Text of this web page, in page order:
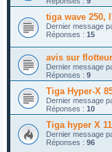
tiga wave 250,
Dernier message
Réponses : 15
avis sur flotteur
Dernier message
Réponses : 9
Tiga Hyper-X
Dernier message
Réponses : 10
Tiga hyper X
Dernier message
Réponses : 96